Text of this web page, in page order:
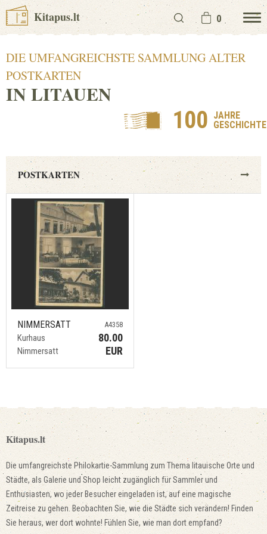
Kitapus.lt 0
DIE UMFANGREICHSTE SAMMLUNG ALTER
POSTKARTEN
IN LITAUEN
100 JAHRE
GESCHICHTE
POSTKARTEN
NIMMERSATT
Kurhaus
Nimmersatt
A4358
80.00
EUR
Kitapus.lt
Die umfangreichste Philokartie-Sammlung zum Thema litauische Orte und
Städte, als Galerie und Shop leicht zugänglich für Sammler und
Enthusiasten, wo jeder Besucher eingeladen ist, auf eine magische
Zeitreise zu gehen. Beobachten Sie, wie die Städte sich verändern! Finden
Sie heraus, wer dort wohnte! Fühlen Sie, wie man dort empfand?